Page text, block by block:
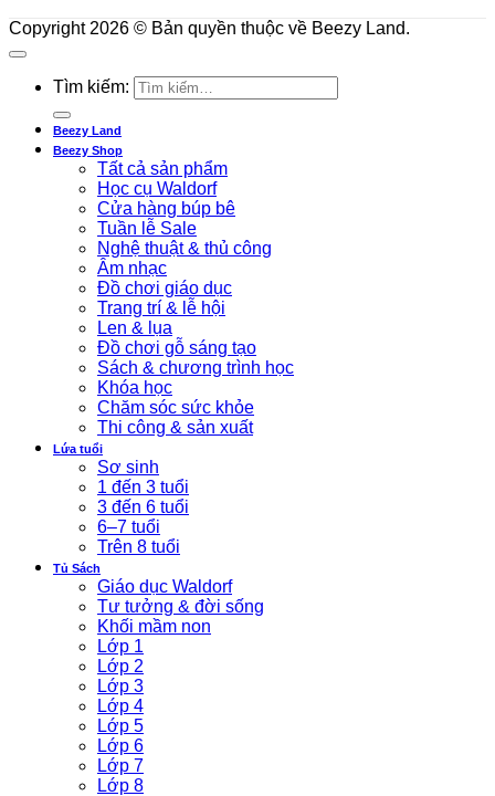
Copyright 2026 © Bản quyền thuộc về Beezy Land.
Tìm kiếm:
Beezy Land
Beezy Shop
Tất cả sản phẩm
Học cụ Waldorf
Cửa hàng búp bê
Tuần lễ Sale
Nghệ thuật & thủ công
Âm nhạc
Đồ chơi giáo dục
Trang trí & lễ hội
Len & lụa
Đồ chơi gỗ sáng tạo
Sách & chương trình học
Khóa học
Chăm sóc sức khỏe
Thi công & sản xuất
Lứa tuổi
Sơ sinh
1 đến 3 tuổi
3 đến 6 tuổi
6–7 tuổi
Trên 8 tuổi
Tủ Sách
Giáo dục Waldorf
Tư tưởng & đời sống
Khối mầm non
Lớp 1
Lớp 2
Lớp 3
Lớp 4
Lớp 5
Lớp 6
Lớp 7
Lớp 8